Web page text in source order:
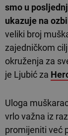
smo u
ukazuje na
veliki broj
zajedničkom
okruženja za
je Ljubić za
Uloga
vrlo važna iz
promijeniti već